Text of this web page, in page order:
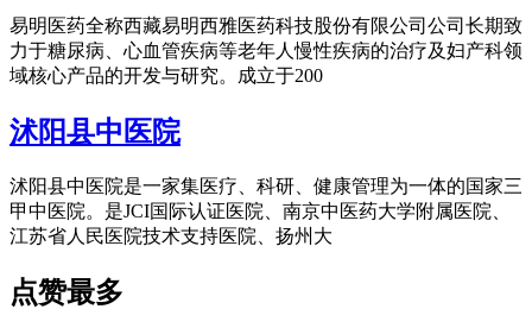
易明医药全称西藏易明西雅医药科技股份有限公司公司长期致
力于糖尿病、心血管疾病等老年人慢性疾病的治疗及妇产科领
域核心产品的开发与研究。成立于200
沭阳县中医院
沭阳县中医院是一家集医疗、科研、健康管理为一体的国家三
甲中医院。是JCI国际认证医院、南京中医药大学附属医院、
江苏省人民医院技术支持医院、扬州大
点赞最多